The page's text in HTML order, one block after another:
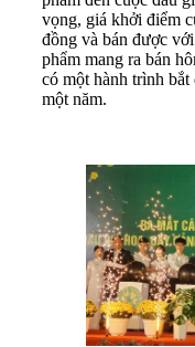
vọng, giá khởi điểm
đồng và bán được
phẩm mang ra bán
có một hành trình
một năm.